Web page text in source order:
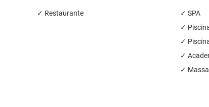
✓ Restaurante
✓ SPA
✓
✓
✓
✓